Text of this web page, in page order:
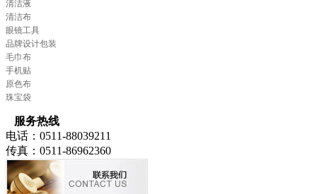
清洁液
清洁布
眼镜工具
品牌设计包装
毛巾布
手机贴
原色布
珠宝袋
服务热线
电话：0511-88039211
传真：0511-86962360